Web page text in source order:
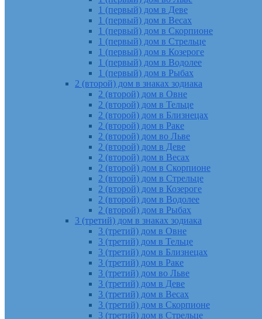
1 (первый) дом в Деве
1 (первый) дом в Весах
1 (первый) дом в Скорпионе
1 (первый) дом в Стрельце
1 (первый) дом в Козероге
1 (первый) дом в Водолее
1 (первый) дом в Рыбах
2 (второй) дом в знаках зодиака
2 (второй) дом в Овне
2 (второй) дом в Тельце
2 (второй) дом в Близнецах
2 (второй) дом в Раке
2 (второй) дом во Льве
2 (второй) дом в Деве
2 (второй) дом в Весах
2 (второй) дом в Скорпионе
2 (второй) дом в Стрельце
2 (второй) дом в Козероге
2 (второй) дом в Водолее
2 (второй) дом в Рыбах
3 (третий) дом в знаках зодиака
3 (третий) дом в Овне
3 (третий) дом в Тельце
3 (третий) дом в Близнецах
3 (третий) дом в Раке
3 (третий) дом во Льве
3 (третий) дом в Деве
3 (третий) дом в Весах
3 (третий) дом в Скорпионе
3 (третий) дом в Стрельце